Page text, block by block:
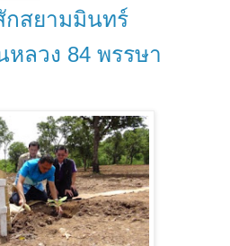
กสยามมินทร์
หลวง 84 พรรษา